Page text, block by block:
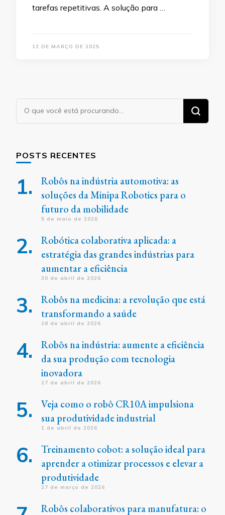
tarefas repetitivas. A solução para …
12 DE MARÇO DE 2025
Procurando
algo?
POSTS RECENTES
Robôs na indústria automotiva: as
soluções da Minipa Robotics para o
futuro da mobilidade
5 de maio de 2026
Robótica colaborativa aplicada: a
estratégia das grandes indústrias para
aumentar a eficiência
30 de abril de 2026
Robôs na medicina: a revolução que está
transformando a saúde
28 de abril de 2026
Robôs na indústria: aumente a eficiência
da sua produção com tecnologia
inovadora
27 de abril de 2026
Veja como o robô CR10A impulsiona
sua produtividade industrial
1 de abril de 2026
Treinamento cobot: a solução ideal para
aprender a otimizar processos e elevar a
produtividade
27 de março de 2026
Robôs colaborativos para manufatura: o